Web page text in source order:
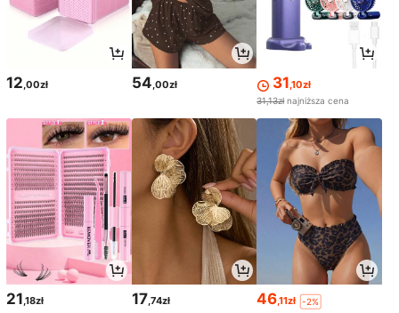
12,00zł 54,00zł 31,10zł
31,13zł najniższa cena
21,18zł 17,74zł 46,11zł
-2%